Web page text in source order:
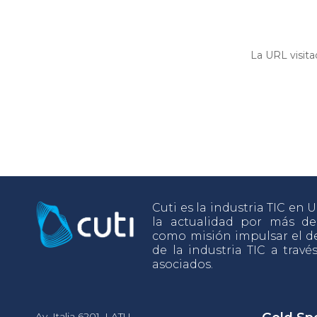
La URL
Cuti es la industria TIC en
la actualidad por más
como misión impulsar el
de la industria TIC a
asociados.